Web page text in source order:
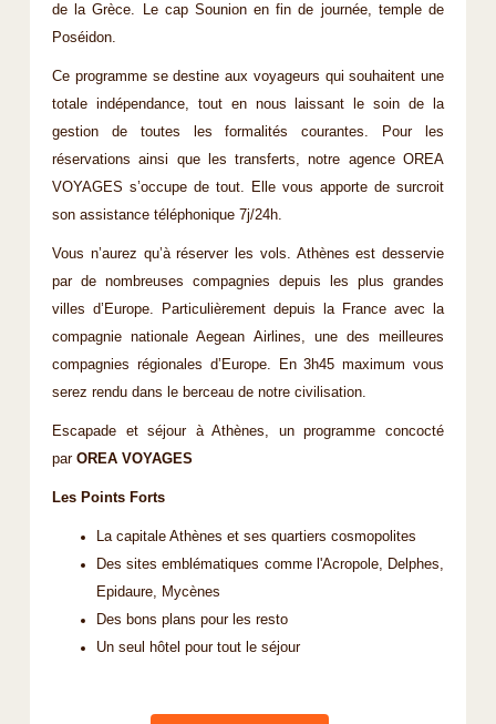
de la Grèce. Le cap Sounion en fin de journée, temple de
Poséidon.
Ce programme se destine aux voyageurs qui souhaitent une
totale indépendance, tout en nous laissant le soin de la
gestion de toutes les formalités courantes. Pour les
réservations ainsi que les transferts, notre agence OREA
VOYAGES s’occupe de tout. Elle vous apporte de surcroit
son assistance téléphonique 7j/24h.
Vous n’aurez qu’à réserver les vols. Athènes est desservie
par de nombreuses compagnies depuis les plus grandes
villes d’Europe. Particulièrement depuis la France avec la
compagnie nationale Aegean Airlines, une des meilleures
compagnies régionales d’Europe. En 3h45 maximum vous
serez rendu dans le berceau de notre civilisation.
Escapade et séjour à Athènes, un programme concocté
par OREA VOYAGES
Les Points Forts
La capitale Athènes et ses quartiers cosmopolites
Des sites emblématiques comme l'Acropole, Delphes,
Epidaure, Mycènes
Des bons plans pour les resto
Un seul hôtel pour tout le séjour